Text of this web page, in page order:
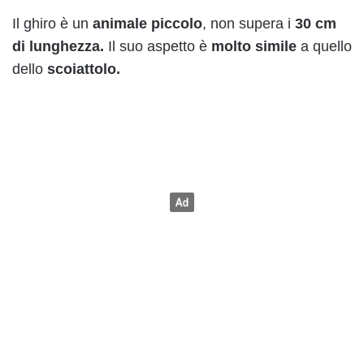
Il ghiro è un animale piccolo, non supera i 30 cm
di lunghezza. Il suo aspetto è molto simile a quello
dello scoiattolo.